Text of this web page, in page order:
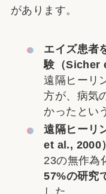
があります。
エイズ患者
験（Sicher
遠隔ヒーリ
方が、病気
かったとい
遠隔ヒーリ
et al., 2000）
23の無作為
57%の研究